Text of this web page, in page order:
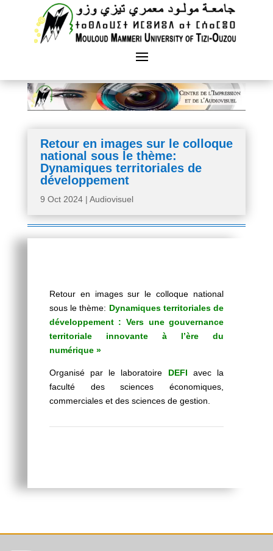
Retour en images sur le colloque
national sous le thème:
Dynamiques territoriales de
développement
9 Oct 2024| Audiovisuel
Retour en images sur le colloque national
sous le thème: Dynamiques territoriales de
développement : Vers une gouvernance
territoriale innovante à l’ère du
numérique »
Organisé par le laboratoire DEFI
avec la
faculté des sciences économiques,
commerciales et des sciences de gestion.